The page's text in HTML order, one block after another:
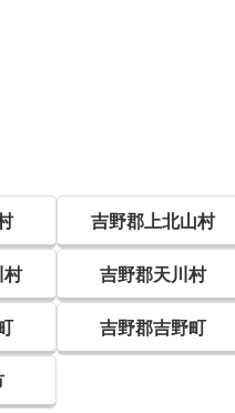
吉野郡上北山村
村 吉野郡天川村
吉野郡吉野町